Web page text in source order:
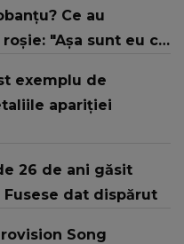
Ce au
"Așa sunt eu ca
exemplu de
apariției
26 de ani găsit
dat dispărut
Song